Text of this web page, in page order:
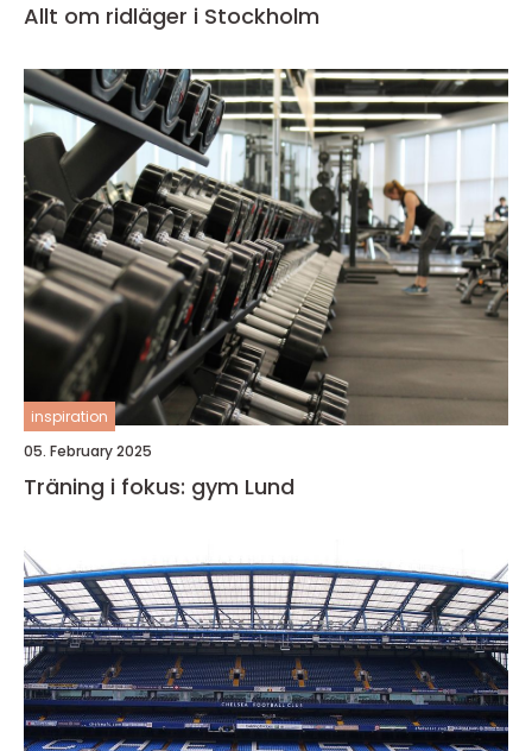
Allt om ridläger i Stockholm
inspiration
05. February 2025
Träning i fokus: gym Lund